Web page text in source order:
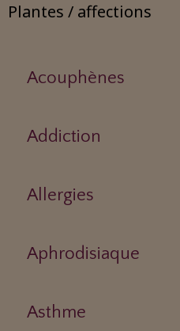
Plantes / affections
Acouphènes
Addiction
Allergies
Aphrodisiaque
Asthme